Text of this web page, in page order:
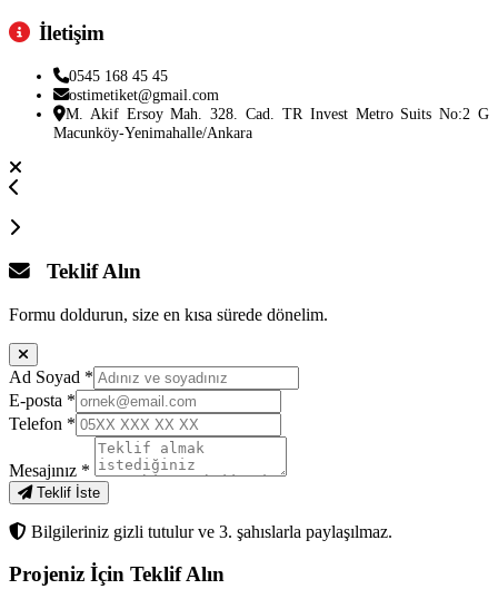
İletişim
0545 168 45 45
ostimetiket@gmail.com
M. Akif Ersoy Mah. 328. Cad. TR Invest Metro Suits No:2 G
Macunköy-Yenimahalle/Ankara
Teklif Alın
Formu doldurun, size en kısa sürede dönelim.
Ad Soyad *
E-posta *
Telefon *
Mesajınız *
Teklif İste
Bilgileriniz gizli tutulur ve 3. şahıslarla paylaşılmaz.
Projeniz İçin Teklif Alın